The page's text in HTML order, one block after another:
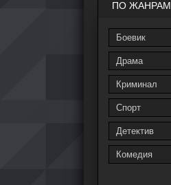
ПО ЖАНРАМ
Боевик
Драма
Криминал
Спорт
Детектив
Комедия